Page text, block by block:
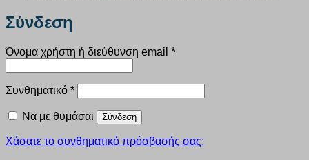
Σύνδεση
Όνομα χρήστη ή διεύθυνση email *Απαιτείται
Συνθηματικό *Απαιτείται
Να με θυμάσαι Σύνδεση
Χάσατε το συνθηματικό πρόσβασής σας;